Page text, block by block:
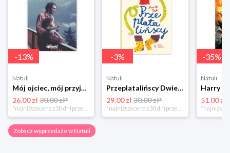
-13%
Natuli
Mój ojciec, mój przyjaciel Element
26.00 zł30.00 zł*
*najniższa cena z 30 dni przed obniżką
-3%
Natuli
Przeplatalińscy Dwie siostry
29.00 zł 30.00 zł*
*najniższa cena z 30 dni przed obniżką
-35%
Natuli
51.00 zł
Zobacz wyprzedaże w Natuli